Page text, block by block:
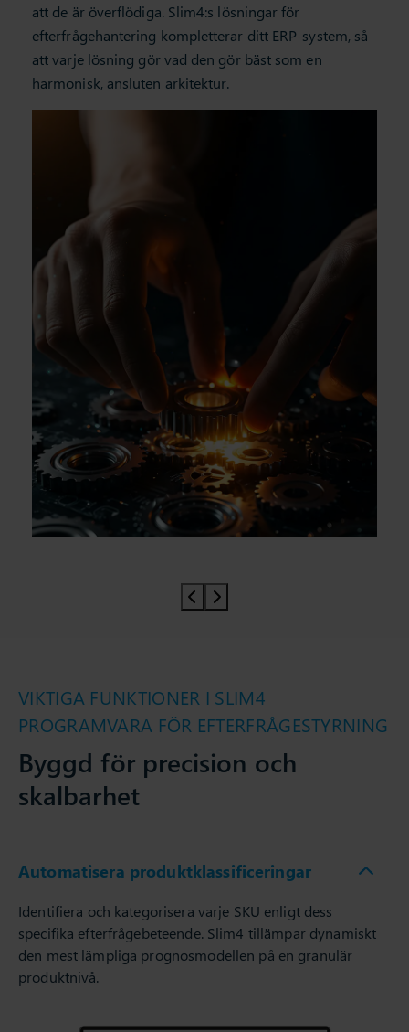
att de är överflödiga. Slim4:s lösningar för
efterfrågehantering kompletterar ditt ERP-system, så
att varje lösning gör vad den gör bäst som en
harmonisk, ansluten arkitektur.
Prev slider
Prev slider
VIKTIGA FUNKTIONER I SLIM4
PROGRAMVARA FÖR EFTERFRÅGESTYRNING
Byggd för precision och
skalbarhet
Automatisera produktklassificeringar
Identifiera och kategorisera varje SKU enligt dess
specifika efterfrågebeteende. Slim4 tillämpar dynamiskt
den mest lämpliga prognosmodellen på en granulär
produktnivå.